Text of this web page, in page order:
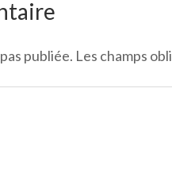
publiée. Les champs